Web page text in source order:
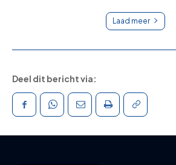
Laad meer
Deel dit bericht via: